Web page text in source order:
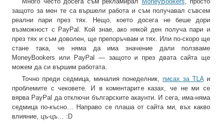
защото за мен те са вършели работа и съм получавал съвсем
реални пари през тях. Нещо, което досега не беше дори
възможност с PayPal. Кой знае, ако някой ден получа пари и
през тях и съм доволен, ще препоръчвам и тях. Или по-скоро ще
стане така, че няма да има значение дали ползваме
MoneyBookers или PayPal — защото и през двата сайта ще
можем да си вършим работата.
Точно преди седмица, миналия понеделник, писах за TLAи
проблемите с чековете. И в коментарите казах, че не ми се
вярва PayPal да отключи българските акаунти. И сега, има-няма
седмица по-късно… Направо се плаша от сайта ми, въх какво
влияние, цъ-цъ… :D